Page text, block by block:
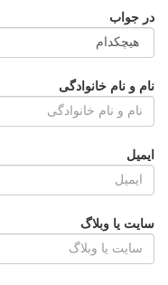
در جواب
نام و نام خانوادگی
ایمیل
سایت یا وبلاگ